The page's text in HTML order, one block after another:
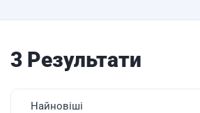
3 Результати
Найновіші